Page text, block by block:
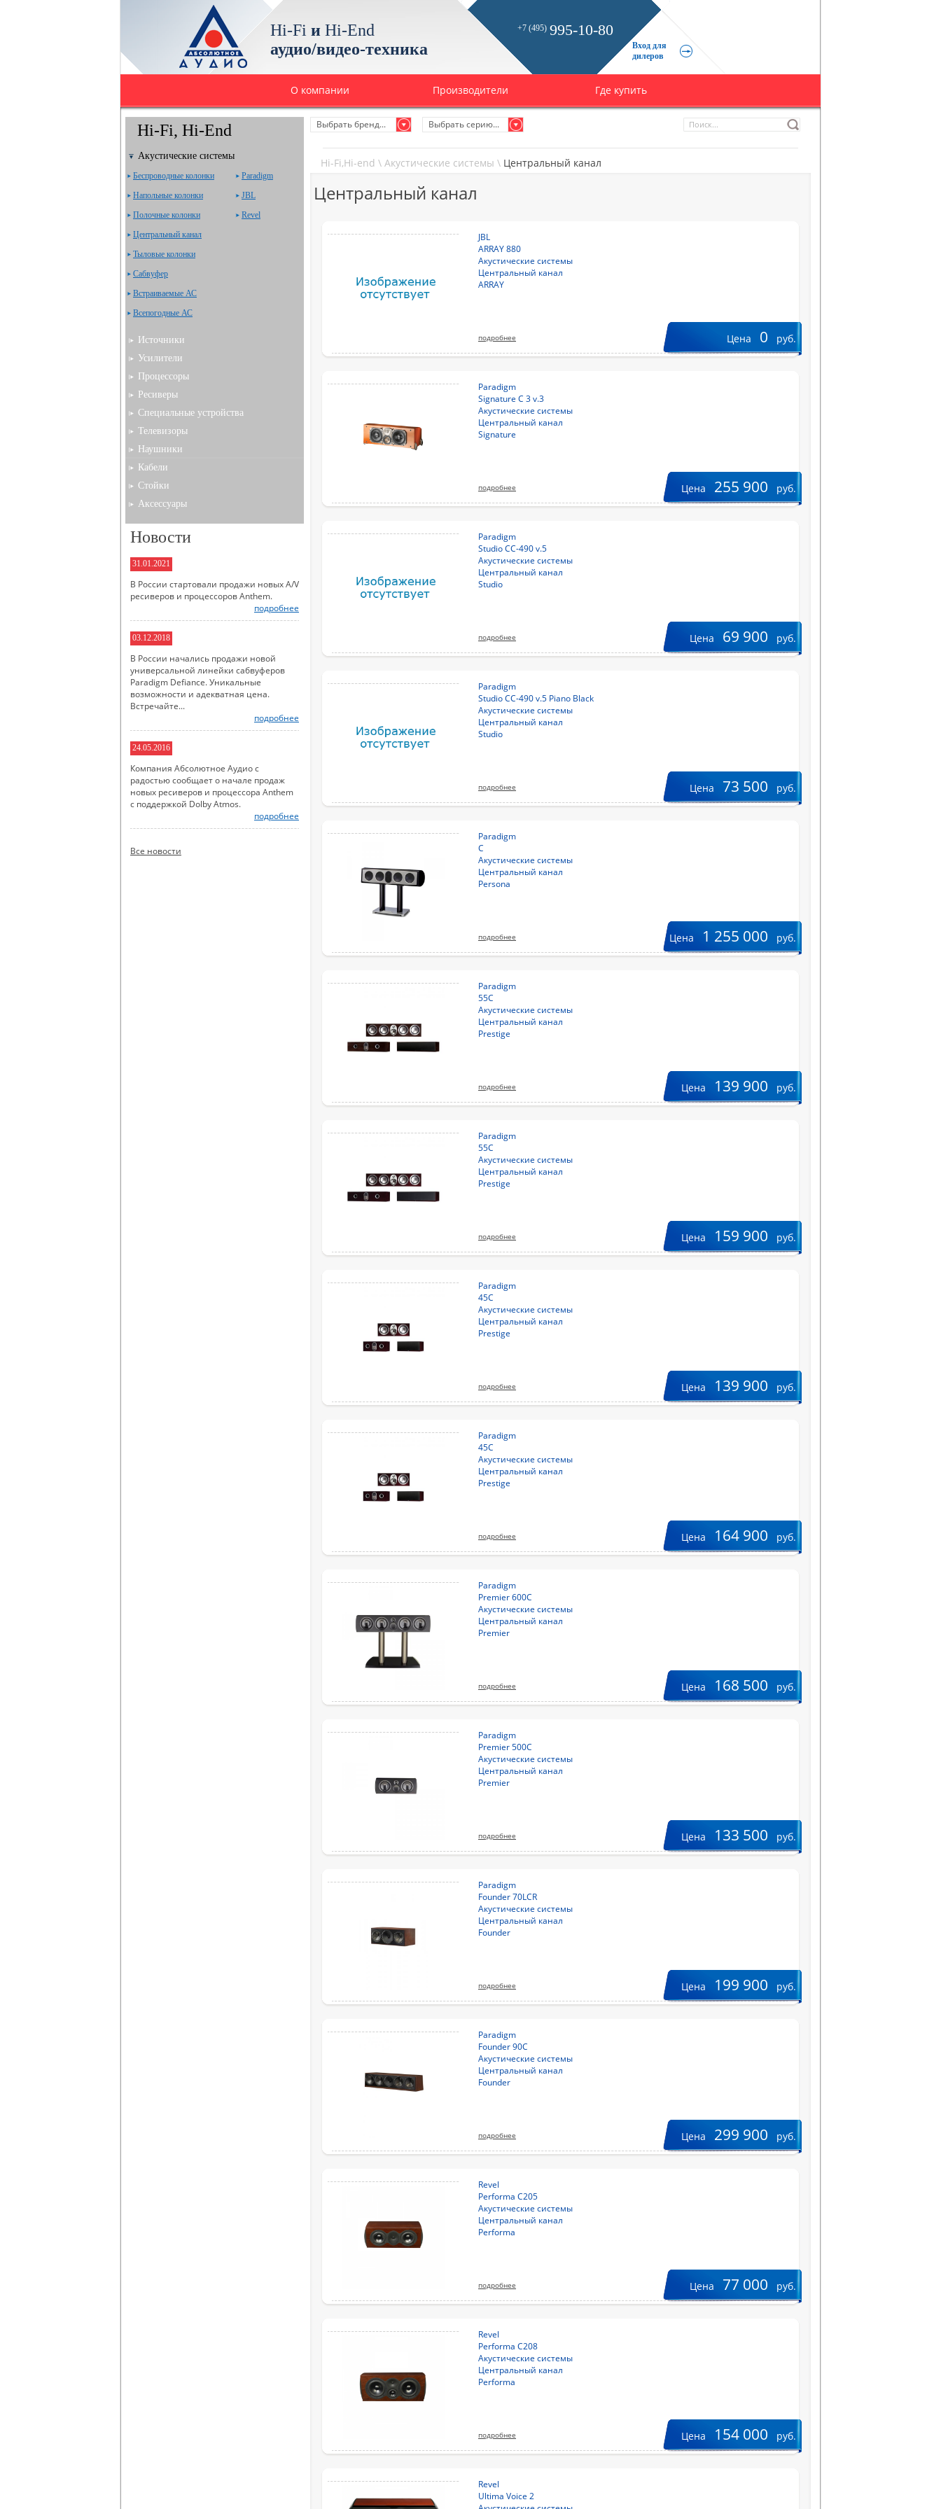
Hi-Fi и Hi-End
аудио/видео-техника
+7 (495) 995-10-80
Вход для
дилеров
О компании Производители Где купить
Выбрать бренд... Выбрать серию...
Hi-Fi,Hi-end \ Акустические системы \ Центральный канал
Центральный канал
JBL
ARRAY 880
Акустические системы
Центральный канал
ARRAY
подробнее Цена 0 руб.
Paradigm
Signature C 3 v.3
Акустические системы
Центральный канал
Signature
подробнее Цена 255 900 руб.
Paradigm
Studio CC-490 v.5
Акустические системы
Центральный канал
Studio
подробнее Цена 69 900 руб.
Paradigm
Studio CC-490 v.5 Piano Black
Акустические системы
Центральный канал
Studio
подробнее Цена 73 500 руб.
Paradigm
C
Акустические системы
Центральный канал
Persona
подробнее Цена 1 255 000 руб.
Paradigm
55C
Акустические системы
Центральный канал
Prestige
подробнее Цена 139 900 руб.
Paradigm
55C
Акустические системы
Центральный канал
Prestige
подробнее Цена 159 900 руб.
Paradigm
45C
Акустические системы
Центральный канал
Prestige
подробнее Цена 139 900 руб.
Paradigm
45C
Акустические системы
Центральный канал
Prestige
подробнее Цена 164 900 руб.
Paradigm
Premier 600C
Акустические системы
Центральный канал
Premier
подробнее Цена 168 500 руб.
Paradigm
Premier 500C
Акустические системы
Центральный канал
Premier
подробнее Цена 133 500 руб.
Paradigm
Founder 70LCR
Акустические системы
Центральный канал
Founder
подробнее Цена 199 900 руб.
Paradigm
Founder 90C
Акустические системы
Центральный канал
Founder
подробнее Цена 299 900 руб.
Revel
Performa C205
Акустические системы
Центральный канал
Performa
подробнее Цена 77 000 руб.
Revel
Performa C208
Акустические системы
Центральный канал
Performa
подробнее Цена 154 000 руб.
Revel
Ultima Voice 2
Hi-Fi, Hi-End
Акустические системы
Беспроводные колонки
Напольные колонки
Полочные колонки
Центральный канал
Тыловые колонки
Сабвуфер
Встраиваемые АС
Всепогодные АС
Paradigm
JBL
Revel
Источники
Усилители
Процессоры
Ресиверы
Специальные устройства
Телевизоры
Наушники
Кабели
Стойки
Аксессуары
Новости
31.01.2021
В России стартовали продажи новых A/V
ресиверов и процессоров Anthem.
подробнее
03.12.2018
В России начались продажи новой
универсальной линейки сабвуферов
Paradigm Defiance. Уникальные
возможности и адекватная цена.
Встречайте...
подробнее
24.05.2016
Компания Абсолютное Аудио с
радостью сообщает о начале продаж
новых ресиверов и процессора Anthem
с поддержкой Dolby Atmos.
подробнее
Все новости